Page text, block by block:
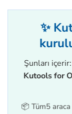
✨
Şunları içerir:
Kutools for
📦 Tüm5